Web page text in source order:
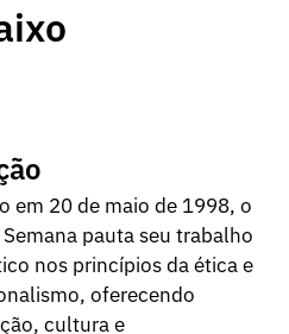
em 20 de maio de 1998, o
pauta seu trabalho
nos princípios da ética e
oferecendo
cultura e